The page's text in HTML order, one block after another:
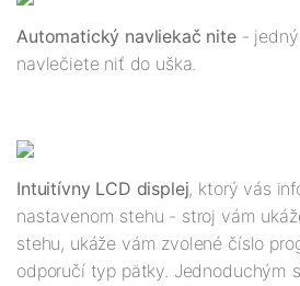
Automatický navliekač nite-
navlečiete niť do uška.
Intuitívny LCD displej, ktorý vás
nastavenom stehu - stroj vám
stehu, ukáže vám zvolené číslo
odporučí typ pätky. Jednoduchým